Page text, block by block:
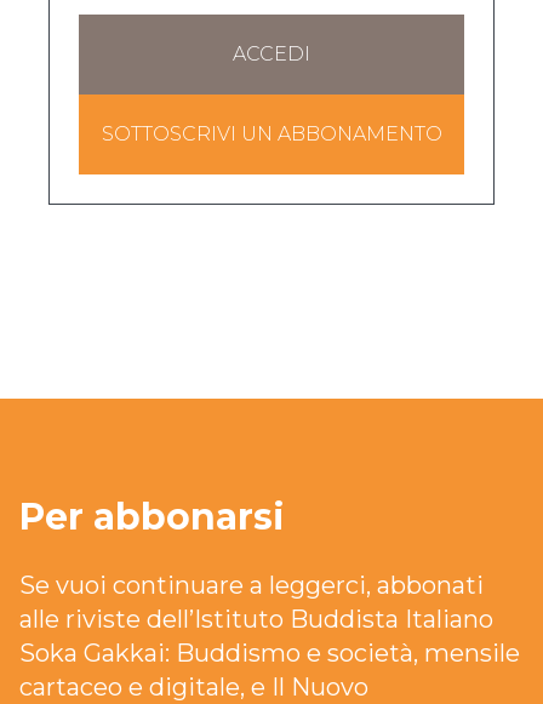
ACCEDI
SOTTOSCRIVI UN ABBONAMENTO
Per abbonarsi
Se vuoi continuare a leggerci, abbonati
alle riviste dell’Istituto Buddista Italiano
Soka Gakkai: Buddismo e società, mensile
cartaceo e digitale, e Il Nuovo